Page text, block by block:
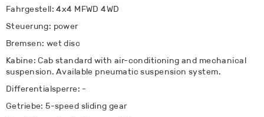
Fahrgestell: 4x4 MFWD 4WD
Steuerung: power
Bremsen: wet disc
Kabine: Cab standard with air-conditioning and mechanical
suspension. Available pneumatic suspension system.
Differentialsperre: -
Getriebe: 5-speed sliding gear